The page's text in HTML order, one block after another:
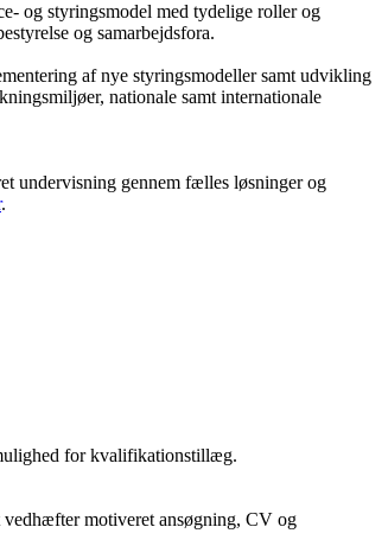
og styringsmodel med tydelige roller og
og samarbejdsfora.
af nye styringsmodeller samt udvikling
nationale samt internationale
undervisning gennem fælles løsninger og
.
for kvalifikationstillæg.
motiveret ansøgning, CV og